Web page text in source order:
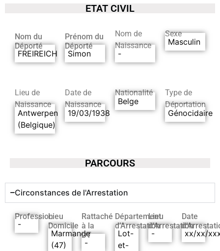
ETAT CIVIL
Nom du
Déporté
FREIREICH
Prénom du
Déporté
Simon
Nom de
Naissance
-
Sexe
Masculin
Lieu de
Naissance
Antwerpen
(Belgique)
Date de
Naissance
19/03/1938
Nationalité
Belge
Type de
Déportation
Génocidaire
PARCOURS
Circonstances de l'Arrestation
Profession
-
Lieu
Domicile
Marmande
(47)
Rattaché
à la
DT
-
Département
d’Arrestation
Lot-
et-
Lieu
d’Arrestation
-
Date
xx/xx/